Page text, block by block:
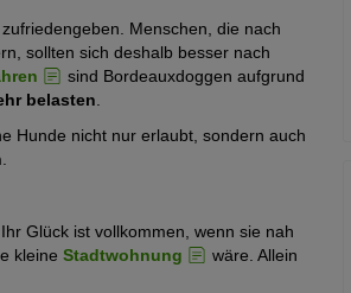
zufriedengeben. Menschen, die nach
sollten sich deshalb besser nach
sind Bordeauxdoggen aufgrund
belasten.
Hunde nicht nur erlaubt, sondern auch
.
Glück ist vollkommen, wenn sie nah
kleine Stadtwohnung
wäre. Allein